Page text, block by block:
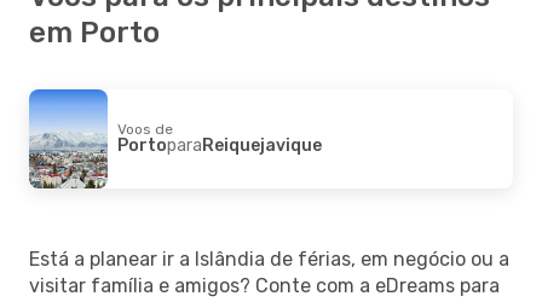
em Porto
Voos de
PortoparaReiquejavique
Está a planear ir a Islândia de férias, em negócio ou a
visitar família e amigos? Conte com a eDreams para